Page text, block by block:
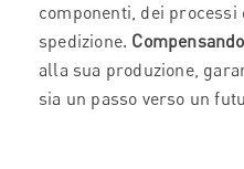
componenti, dei
spedizione.
alla sua produzione,
sia un passo verso un